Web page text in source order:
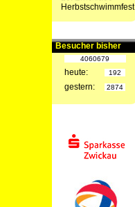
Herbstschwimmfest
Besucher bisher
4060679
heute: 192
gestern: 2874